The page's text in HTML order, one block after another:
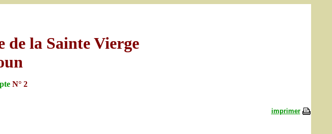
la Sainte Vierge
N° 2
imprimer